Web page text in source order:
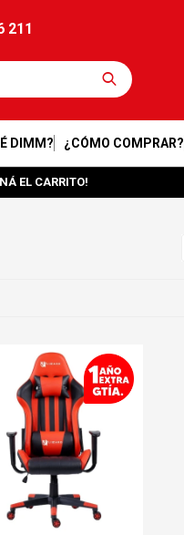
211
DIMM? ¿CÓMO COMPRAR?
EL CARRITO!